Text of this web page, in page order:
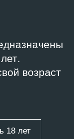
возраст
18 лет